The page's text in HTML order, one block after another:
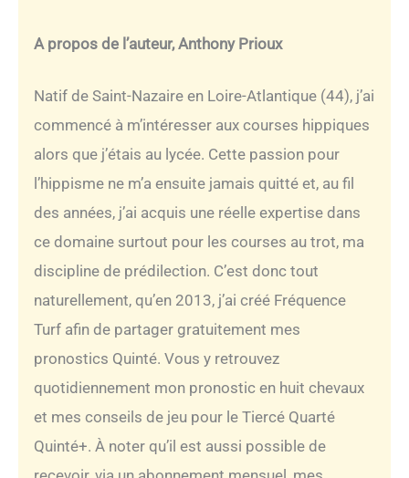
A propos de l’auteur, Anthony Prioux
Natif de Saint-Nazaire en Loire-Atlantique (44), j’ai
commencé à m’intéresser aux courses hippiques
alors que j’étais au lycée. Cette passion pour
l’hippisme ne m’a ensuite jamais quitté et, au fil
des années, j’ai acquis une réelle expertise dans
ce domaine surtout pour les courses au trot, ma
discipline de prédilection. C’est donc tout
naturellement, qu’en 2013, j’ai créé Fréquence
Turf afin de partager gratuitement mes
pronostics Quinté. Vous y retrouvez
quotidiennement mon pronostic en huit chevaux
et mes conseils de jeu pour le Tiercé Quarté
Quinté+. À noter qu’il est aussi possible de